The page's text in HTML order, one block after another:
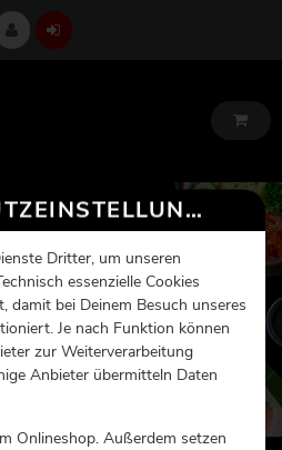
DATENSCHUTZEINSTELLUNGEN
Dritter, um unseren
essenzielle Cookies
damit bei Deinem Besuch unseres
Je nach Funktion können
zur Weiterverarbeitung
Anbieter übermitteln Daten
Onlineshop. Außerdem setzen